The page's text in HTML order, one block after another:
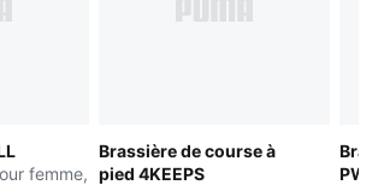
femme,
Brassière de course à
pied 4KEEPS